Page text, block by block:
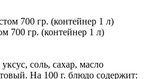
700 гр. (контейнер 1 л)
соль, сахар, масло
На 100 г. блюдо содержит: